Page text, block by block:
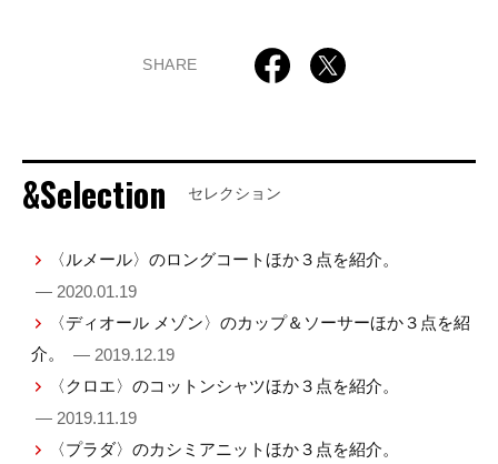
SHARE
&Selection セレクション
〈ルメール〉のロングコートほか３点を紹介。
— 2020.01.19
〈ディオール メゾン〉のカップ＆ソーサーほか３点を紹
介。
— 2019.12.19
〈クロエ〉のコットンシャツほか３点を紹介。
— 2019.11.19
〈プラダ〉のカシミアニットほか３点を紹介。